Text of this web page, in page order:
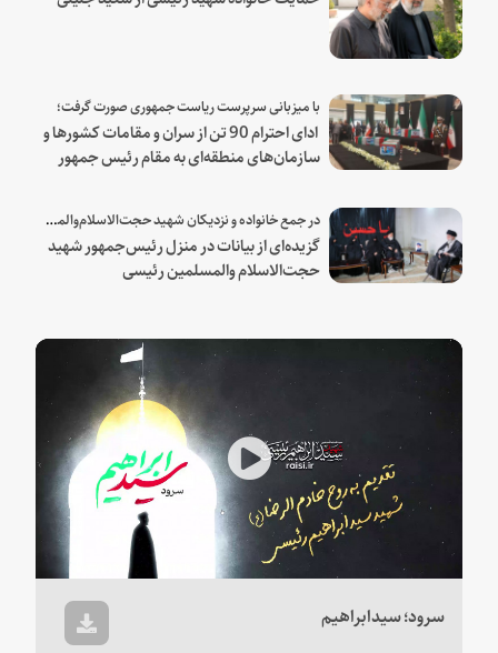
با میزبانی سرپرست ریاست جمهوری صورت گرفت؛
ادای احترام 90 تن از سران و مقامات کشورها و
سازمان‌های منطقه‌ای به مقام رئیس جمهور
در جمع خانواده و نزدیکان شهید حجت‌الاسلام‌والمسلمین رئیسی:
گزیده‌ای از بیانات در منزل رئیس‌جمهور شهید
حجت‌الاسلام والمسلمین رئیسی
Play
Video
سرود؛ سیدابراهیم